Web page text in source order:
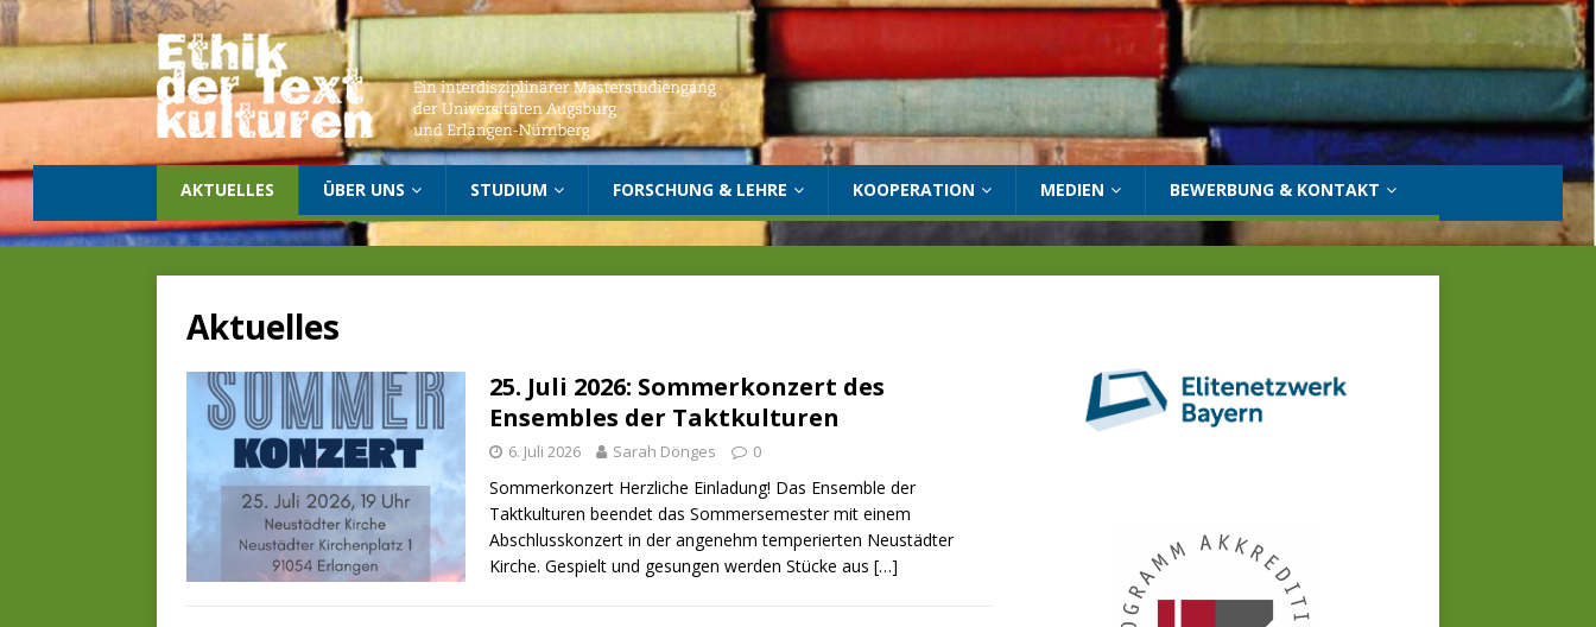
AKTUELLES ÜBER UNS STUDIUM FORSCHUNG & LEHRE KOOPERATION MEDIEN BEWERBUNG & KONTAKT
Aktuelles
25. Juli 2026: Sommerkonzert des
Ensembles der Taktkulturen
6. Juli 2026 Sarah Dönges 0
Sommerkonzert Herzliche Einladung! Das Ensemble der
Taktkulturen beendet das Sommersemester mit einem
Abschlusskonzert in der angenehm temperierten Neustädter
Kirche. Gespielt und gesungen werden Stücke aus […]